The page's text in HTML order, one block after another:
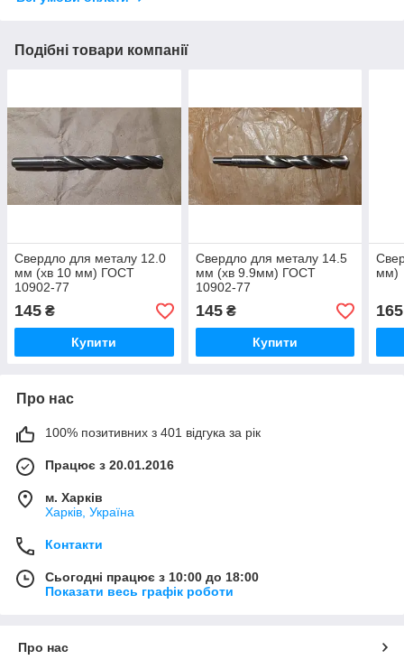
Подібні товари компанії
Свердло для металу 12.0
мм (хв 10 мм) ГОСТ
10902-77
145 ₴
Купити
Свердло для металу 14.5
мм (хв 9.9мм) ГОСТ
10902-77
145₴
Купити
мм)
165
Про нас
100% позитивних з 401 відгука за рік
Працює з 20.01.2016
м. Харків
Харків, Україна
Контакти
Сьогодні працює з 10:00 до 18:00
Показати весь графік роботи
Про нас